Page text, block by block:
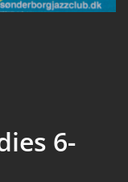
6-